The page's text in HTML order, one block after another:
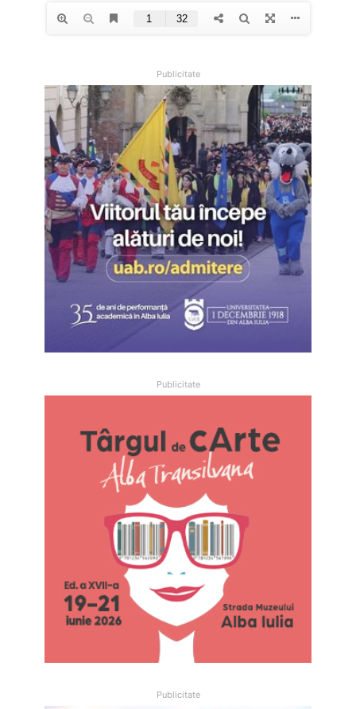
Publicitate
Publicitate
Publicitate